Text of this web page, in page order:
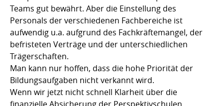
Teams gut bewährt. Aber die Einstellung des
Personals der verschiedenen Fachbereiche ist
aufwendig u.a. aufgrund des Fachkräftemangel, der
befristeten Verträge und der unterschiedlichen
Trägerschaften.
Man kann nur hoffen, dass die hohe Priorität der
Bildungsaufgaben nicht verkannt wird.
Wenn wir jetzt nicht schnell Klarheit über die